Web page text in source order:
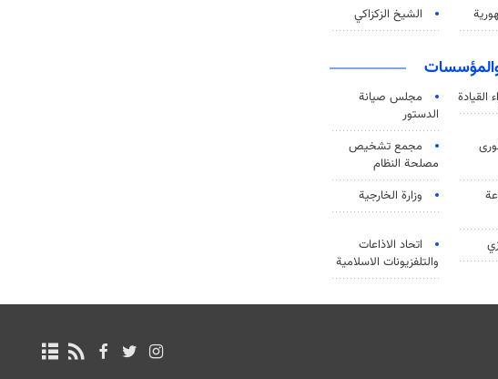
الشيخ الزكزاكي
مجلس صيانة
الدستور
مجمع تشخيص
مصلحة النظام
وزارة الخارجية
اتحاد الاذاعات
والتلفزيونات الاسلامية